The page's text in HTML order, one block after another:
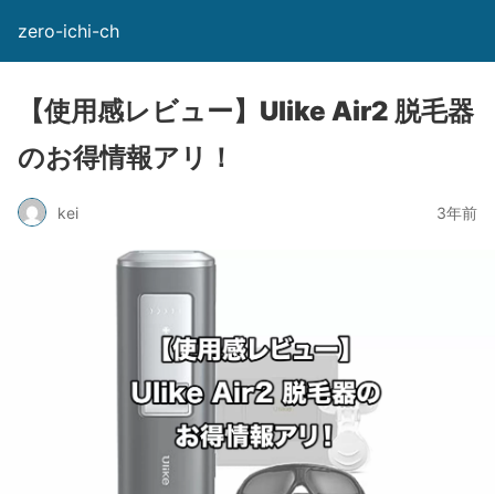
zero-ichi-ch
【使用感レビュー】Ulike Air2 脱毛器
のお得情報アリ！
kei 3年前